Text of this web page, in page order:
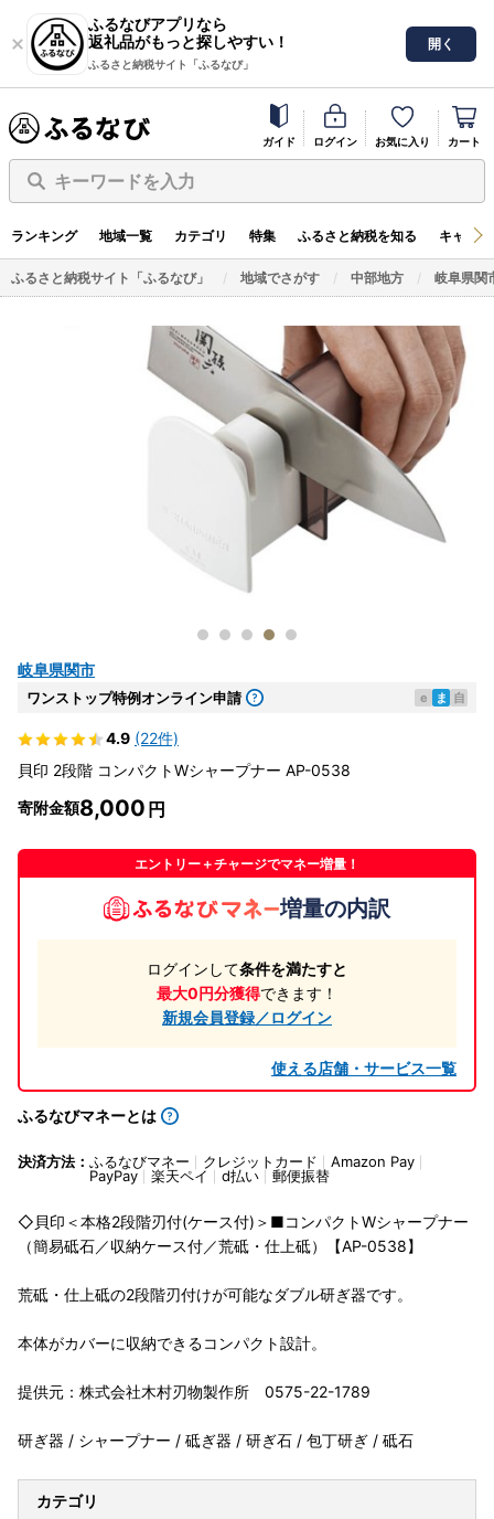
ふるなびアプリなら
返礼品がもっと探しやすい！
ふるさと納税サイト「ふるなび」
開く
ガイド ログイン お気に入り カート
キーワードを入力
ランキング 地域一覧 カテゴリ 特集 ふるさと納税を知る キャン
ふるさと納税サイト「ふるなび」 地域でさがす 中部地方 岐阜県関
岐阜県関市
ワンストップ特例オンライン申請 e ま 自
4.9 (22件)
貝印 2段階 コンパクトWシャープナー AP-0538
寄附金額8,000
エントリー＋チャージでマネー増量！
増量の内訳
ログインして条件を満たすと
最大0円分獲得できます！
新規会員登録／ログイン
使える店舗・サービス一覧
ふるなびマネーとは
決済方法： ふるなびマネー クレジットカード
Amazon Pay
PayPay
楽天ペイ d払い 郵便振替
◇貝印＜本格2段階刃付(ケース付)＞■コンパクトWシャープナー
（簡易砥石／収納ケース付／荒砥・仕上砥）【AP-0538】
荒砥・仕上砥の2段階刃付けが可能なダブル研ぎ器です。
本体がカバーに収納できるコンパクト設計。
提供元：株式会社木村刃物製作所 0575-22-1789
研ぎ器 / シャープナー / 砥ぎ器 / 研ぎ石 / 包丁研ぎ / 砥石
カテゴリ